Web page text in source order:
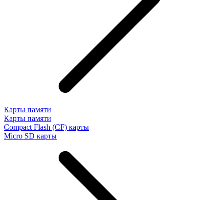
Карты памяти
Карты памяти
Compact Flash (CF) карты
Micro SD карты